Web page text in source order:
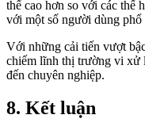
thể cao hơn so với các thế
với một số người dùng phổ
Với những cải tiến vượt
chiếm lĩnh thị trường vi xử
đến chuyên nghiệp.
8. Kết luận